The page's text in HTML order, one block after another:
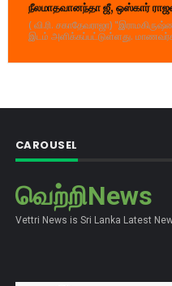
நீலமாதவானந்தா ஜீ, ஒஸ்கார்
( வி.ரி. சகாதேவராஜா)
இடம் அளிக்கப்பட்டுள்ளது.
CAROUSEL
வெற்றிNews
Vettri News is Sri Lanka Latest